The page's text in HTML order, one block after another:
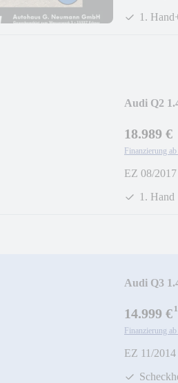
1.
Audi Q2
18.989 €
Finanzierung ab
EZ 08/2017
1. Hand
Audi Q3
14.999 €¹
Finanzierung ab
EZ 11/2014